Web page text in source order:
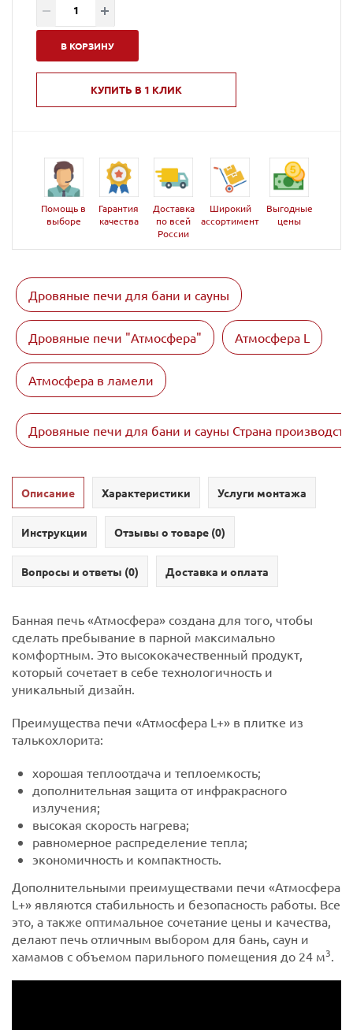
В КОРЗИНУ
КУПИТЬ В 1 КЛИК
Помощь в
выборе
Гарантия
качества
Доставка
по всей
России
Широкий
ассортимент
Выгодные
цены
Дровяные печи для бани и сауны
Дровяные печи "Атмосфера" Атмосфера L
Атмосфера в ламели
Дровяные печи для бани и сауны Страна
Описание Характеристики Услуги монтажа
Инструкции Отзывы о товаре (0)
Вопросы и ответы (0) Доставка и оплата
Банная печь «Атмосфера» создана для того, чтобы
сделать пребывание в парной максимально
комфортным. Это высококачественный продукт,
который сочетает в себе технологичность и
уникальный дизайн.
Преимущества печи «Атмосфера L+» в плитке из
талькохлорита:
хорошая теплоотдача и теплоемкость;
дополнительная защита от инфракрасного
излучения;
высокая скорость нагрева;
равномерное распределение тепла;
экономичность и компактность.
Дополнительными преимуществами печи «Атмосфера
L+» являются стабильность и безопасность работы. Все
это, а также оптимальное сочетание цены и качества,
делают печь отличным выбором для бань, саун и
хамамов с объемом парильного помещения до 24 м3